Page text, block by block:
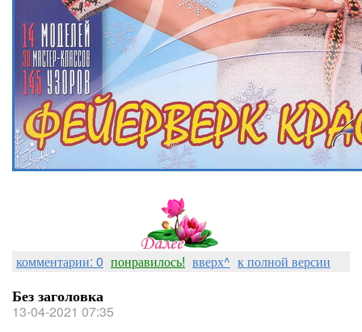
комментарии: 0 понравилось! вверх^ к полной версии
Без заголовка
13-04-2021 07:35